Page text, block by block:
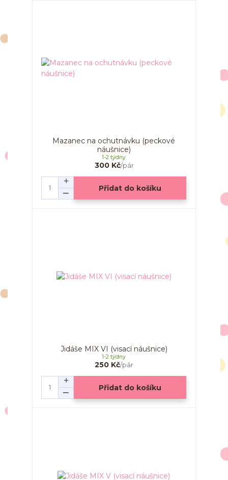
Mazanec na ochutnávku (peckové
náušnice)
300 Kč/pár
1-2 týdny
Přidat do košíku
Jidáše MIX VI (visací náušnice)
250 Kč/pár
1-2 týdny
Přidat do košíku